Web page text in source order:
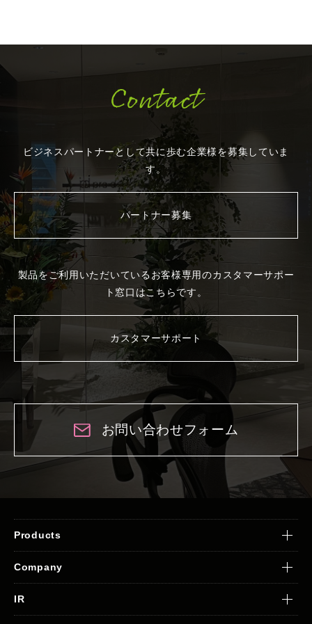
Contact
ビジネスパートナーとして共に歩む企業様を募集していま
す。
パートナー募集
製品をご利用いただいているお客様専用のカスタマーサポー
ト窓口はこちらです。
カスタマーサポート
お問い合わせフォーム
Products
Company
IR